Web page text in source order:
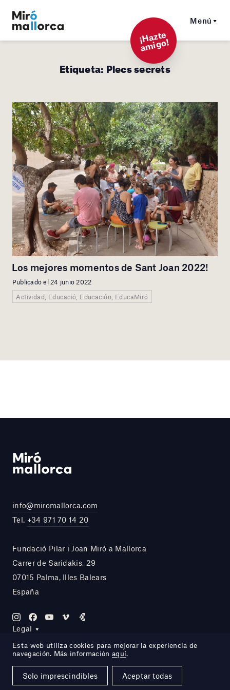
Menú
¡
Hazt
e
a
mi
g
o!
Etiqueta: Plecs secrets
Los mejores momentos de Sant Joan 2022!
Publicado el 24 junio 2022
Actividad, Educació, Educación, EducaMiró
info@miromallorca.com
Tel. +34 971 70 14 20
Fundació Pilar i Joan Miró a Mallorca
Carrer de Saridakis, 29
07015 Palma, Illes Balears
España
Legal
Site by DOMO—A
Esta web utiliza cookies para mejorar la experiencia de
navegación. Más información aquí.
Solo imprescindibles Aceptar todas